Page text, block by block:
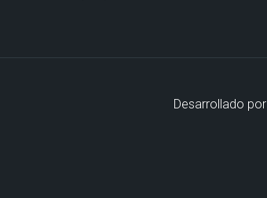
Desarrollado por